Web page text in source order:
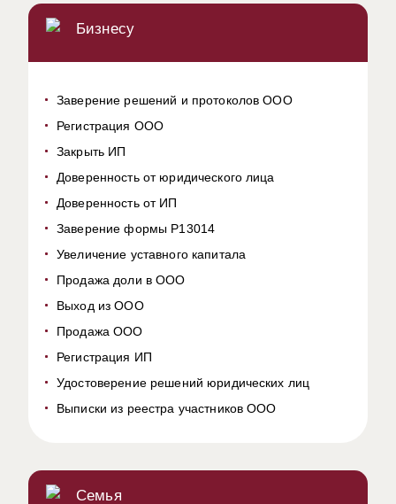
Бизнесу
Заверение решений и протоколов ООО
Регистрация ООО
Закрыть ИП
Доверенность от юридического лица
Доверенность от ИП
Заверение формы Р13014
Увеличение уставного капитала
Продажа доли в ООО
Выход из ООО
Продажа ООО
Регистрация ИП
Удостоверение решений юридических лиц
Выписки из реестра участников ООО
Семья